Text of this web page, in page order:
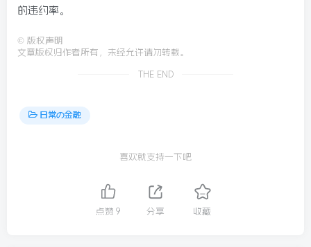
的违约率。
© 版权声明
文章版权归作者所有，未经允许请勿转载。
THE END
日常の金融
喜欢就支持一下吧
点赞 9 分享 收藏